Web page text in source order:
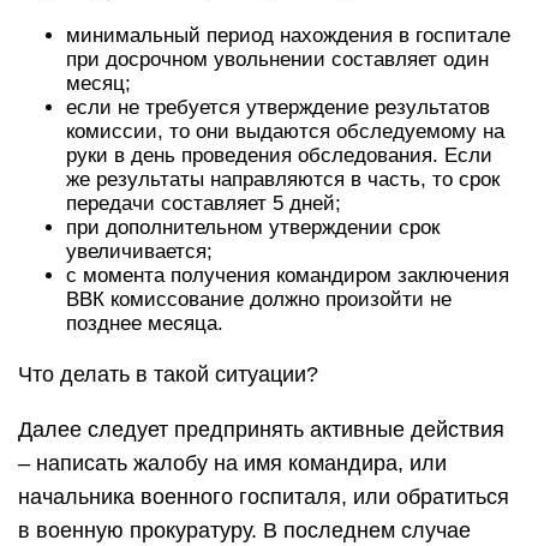
минимальный период нахождения в госпитале
при досрочном увольнении составляет один
месяц;
если не требуется утверждение результатов
комиссии, то они выдаются обследуемому на
руки в день проведения обследования. Если
же результаты направляются в часть, то срок
передачи составляет 5 дней;
при дополнительном утверждении срок
увеличивается;
с момента получения командиром заключения
ВВК комиссование должно произойти не
позднее месяца.
Что делать в такой ситуации?
Далее следует предпринять активные действия
– написать жалобу на имя командира, или
начальника военного госпиталя, или обратиться
в военную прокуратуру. В последнем случае